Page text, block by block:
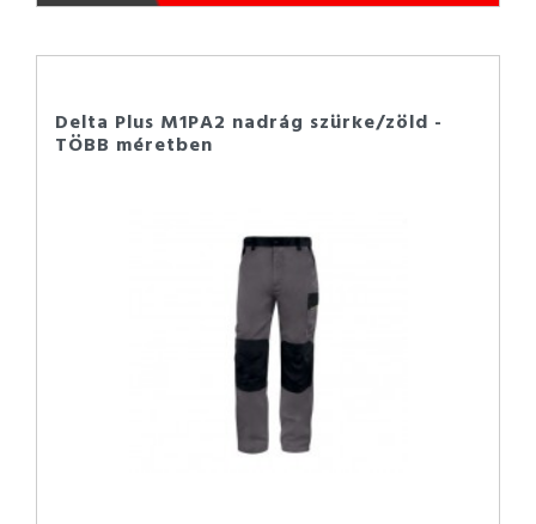
Delta Plus M1PA2 nadrág szürke/zöld -
TÖBB méretben